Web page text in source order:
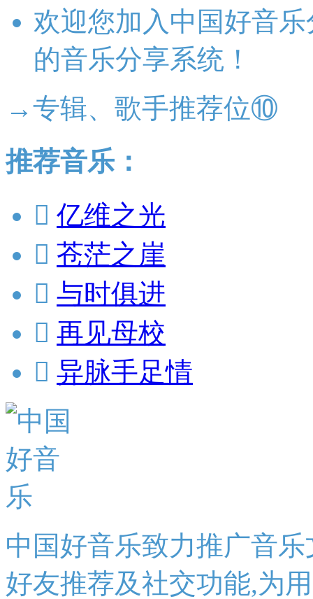
欢迎您加入中国好音
的音乐分享系统！
→专辑、歌手推荐位⑩
推荐音乐：
 亿维之光
 苍茫之崖
 与时俱进
 再见母校
 异脉手足情
中国好音乐致力推广音
好友推荐及社交功能,为